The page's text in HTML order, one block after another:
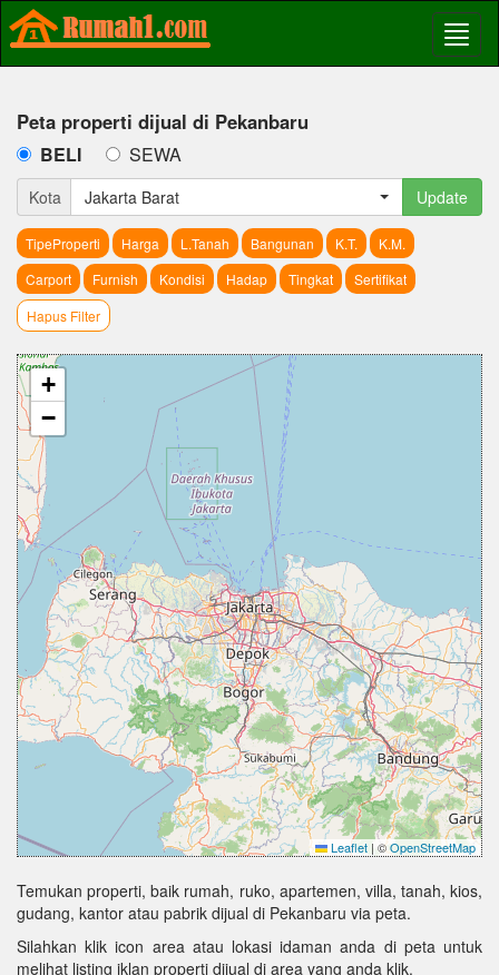
Peta properti dijual di Pekanbaru
BELI SEWA
Kota Jakarta Barat Update
TipeProperti Harga L.Tanah Bangunan K.T.
K.M.
Carport
Furnish Kondisi Hadap Tingkat
Sertifikat
Hapus Filter
+
−
Leaflet | ©OpenStreetMap
Temukan properti, baik rumah, ruko, apartemen, villa, tanah, kios,
gudang, kantor atau pabrik dijual di Pekanbaru via peta.
Silahkan klik icon area atau lokasi idaman anda di peta untuk
melihat listing iklan properti dijual di area yang anda klik.